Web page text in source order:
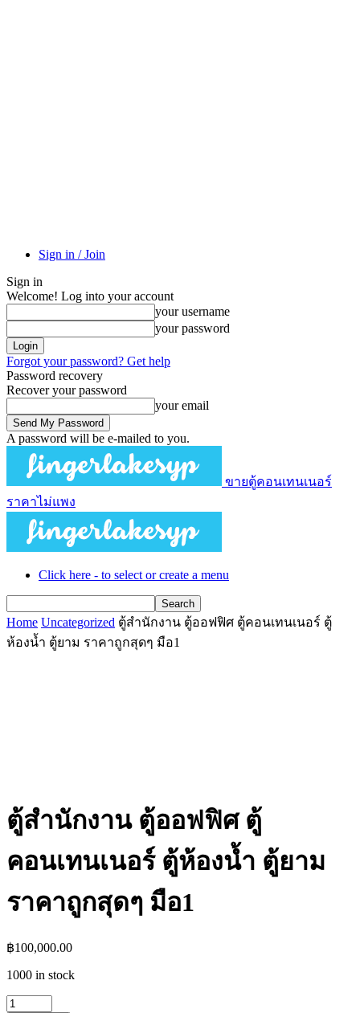
Sign in / Join
Sign in
Welcome! Log into your account
your username
your password
Forgot your password? Get help
Password recovery
Recover your password
your email
A password will be e-mailed to you.
ขายตู้คอนเทนเนอร์
ราคาไม่แพง
Click here - to select or create a menu
Home Uncategorized ตู้สำนักงาน ตู้ออฟฟิศ ตู้คอนเทนเนอร์ ตู้
ห้องน้ำ ตู้ยาม ราคาถูกสุดๆ มือ1
ตู้สำนักงาน ตู้ออฟฟิศ ตู้
คอนเทนเนอร์ ตู้ห้องน้ำ ตู้ยาม
ราคาถูกสุดๆ มือ1
฿100,000.00
1000 in stock
ตู้